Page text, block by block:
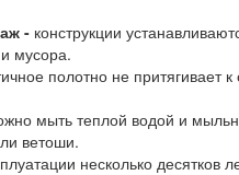
- конструкции
и мусора.
полотно не притягивает
мыть теплой водой и
ветоши.
несколько десятков